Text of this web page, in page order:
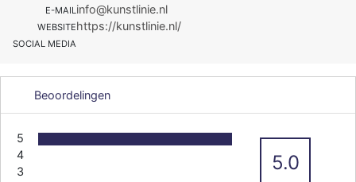
E-MAILinfo@kunstlinie.nl
WEBSITEhttps://kunstlinie.nl/
SOCIAL MEDIA
Beoordelingen
5
4
3
5.0